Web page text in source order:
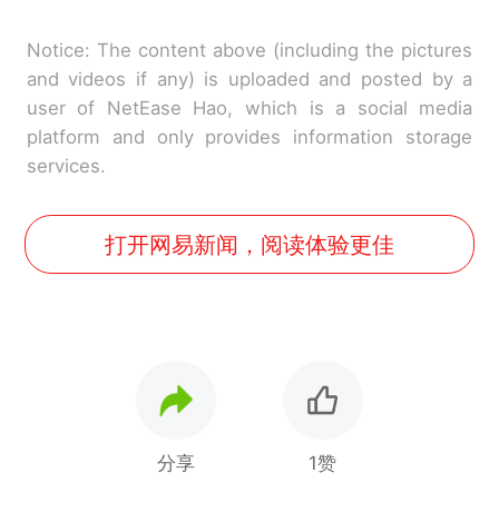
Notice: The content above (including the pictures
and videos if any) is uploaded and posted by a
user of NetEase Hao, which is a social media
platform and only provides information storage
services.
打开网易新闻，阅读体验更佳
分享 1赞